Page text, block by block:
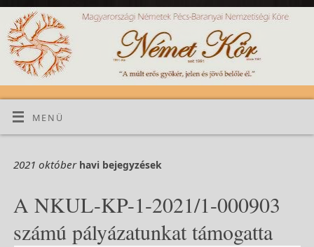
MENÜ
2021 októberhavi bejegyzések
A NKUL-KP-1-2021/1-000903
számú pályázatunkat támogatta